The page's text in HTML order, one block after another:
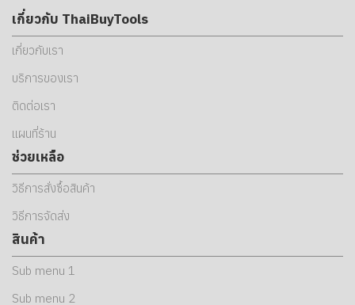
เกี่ยวกับ ThaiBuyTools
เกี่ยวกับเรา
บริการของเรา
ติดต่อเรา
แผนที่ร้าน
ช่วยเหลือ
วิธีการสั่งซื้อสินค้า
วิธีการจัดส่ง
สินค้า
Sub menu 1
Sub menu 2